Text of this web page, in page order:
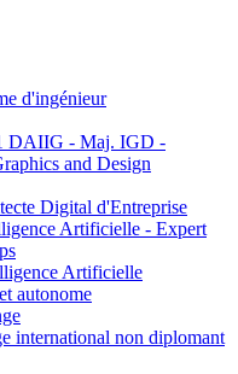
d'ingénieur
DAIIG - Maj. IGD -
and Design
Digital d'Entreprise
Artificielle - Expert
Artificielle
autonome
international non diplomant